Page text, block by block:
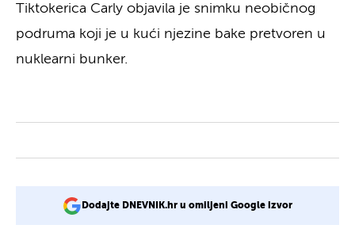
Tiktokerica Carly objavila je snimku neobičnog
podruma koji je u kući njezine bake pretvoren u
nuklearni bunker.
Dodajte DNEVNIK.hr u omiljeni Google izvor